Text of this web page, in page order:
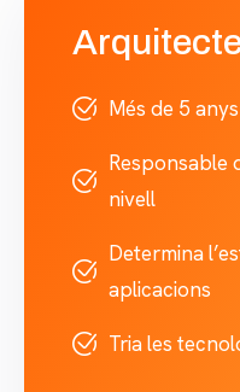
Més de 5
Responsable
nivell
Determina
aplicacions
Tria les